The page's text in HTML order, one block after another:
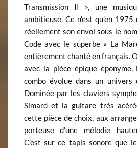
Transmission II », une
ambitieuse. Ce n’est qu’en
réellement son envol sous le
Code avec le superbe « La
entièrement chanté en français.
avec la pièce épique éponyme,
combo évolue dans un
Dominée par les claviers
Simard et la guitare très
cette pièce de choix, aux
porteuse d’une mélodie
C’est sur ce tapis sonore que